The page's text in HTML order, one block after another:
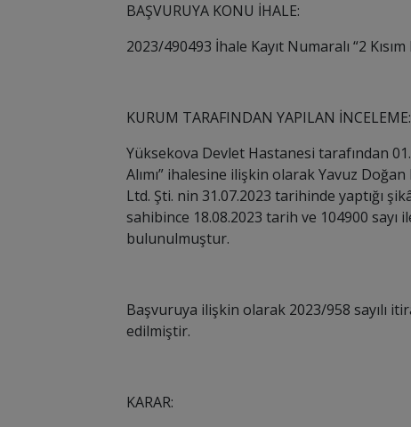
BAŞVURUYA KONU İHALE:
2023/490493 İhale Kayıt Numaralı “2
KURUM TARAFINDAN YAPILAN İNCELEME:
Yüksekova Devlet Hastanesi tarafından
Alımı” ihalesine ilişkin olarakYavuz
Ltd. Şti. nin 31.07.2023 tarihinde yaptığı
sahibince 18.08.2023 tarih ve 104900 sayı
bulunulmuştur.
Başvuruya ilişkin olarak 2023/958 sayılı
edilmiştir.
KARAR: